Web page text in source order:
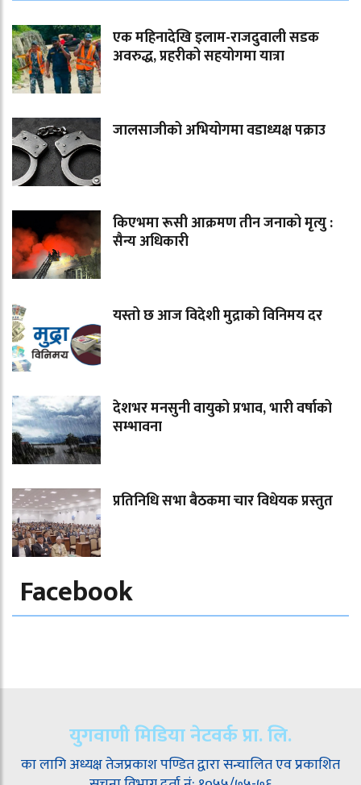
एक महिनादेखि इलाम-राजदुवाली सडक
अवरुद्ध, प्रहरीको सहयोगमा यात्रा
जालसाजीको अभियोगमा वडाध्यक्ष पक्राउ
किएभमा रूसी आक्रमण तीन जनाको मृत्यु :
सैन्य अधिकारी
यस्तो छ आज विदेशी मुद्राको विनिमय दर
देशभर मनसुनी वायुको प्रभाव, भारी वर्षाको
सम्भावना
प्रतिनिधि सभा बैठकमा चार विधेयक प्रस्तुत
Facebook
युगवाणी मिडिया नेटवर्क प्रा. लि.
का लागि अध्यक्ष तेजप्रकाश पण्डित द्वारा सन्चालित एव प्रकाशित